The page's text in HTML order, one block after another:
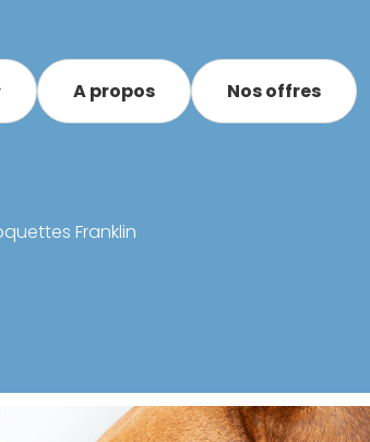
A propos Nos offres
Franklin